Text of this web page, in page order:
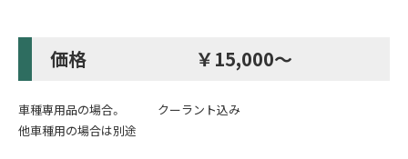
価格 ￥15,000～
車種専用品の場合。 クーラント込み
他車種用の場合は別途